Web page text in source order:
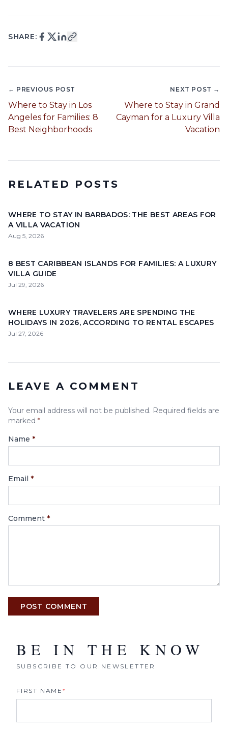
SHARE:
← PREVIOUS POST
Where to Stay in Los
Angeles for Families: 8
Best Neighborhoods
NEXT POST →
Where to Stay in Grand
Cayman for a Luxury Villa
Vacation
RELATED POSTS
WHERE TO STAY IN BARBADOS: THE BEST AREAS FOR
A VILLA VACATION
Aug 5, 2026
8 BEST CARIBBEAN ISLANDS FOR FAMILIES: A LUXURY
VILLA GUIDE
Jul 29, 2026
WHERE LUXURY TRAVELERS ARE SPENDING THE
HOLIDAYS IN 2026, ACCORDING TO RENTAL ESCAPES
Jul 27, 2026
LEAVE A COMMENT
Your email address will not be published. Required fields are
marked *
Name *
Email *
Comment *
POST COMMENT
BE IN THE KNOW
SUBSCRIBE TO OUR NEWSLETTER
FIRST NAME*